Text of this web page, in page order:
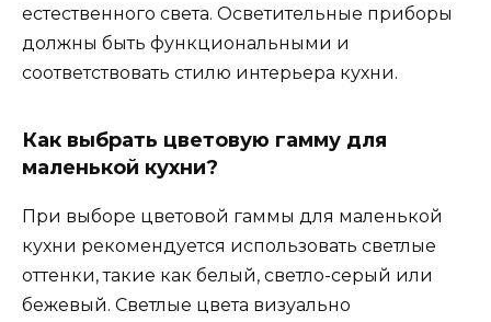
естественного света. Осветительные приборы
должны быть функциональными и
соответствовать стилю интерьера кухни.
Как выбрать цветовую гамму для
маленькой кухни?
При выборе цветовой гаммы для маленькой
кухни рекомендуется использовать светлые
оттенки, такие как белый, светло-серый или
бежевый. Светлые цвета визуально